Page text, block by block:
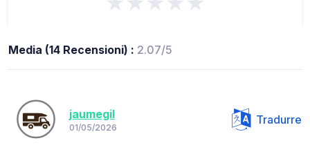
Media (14 Recensioni) : 2.07/5
jaumegil
01/05/2026
Tradurre